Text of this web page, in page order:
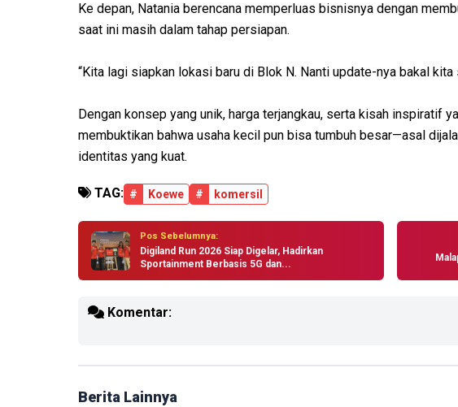
Ke depan, Natania berencana memperluas bisnisnya dengan
saat ini masih dalam tahap persiapan.
“Kita lagi siapkan lokasi baru di Blok N. Nanti update-nya bakal kita
Dengan konsep yang unik, harga terjangkau, serta kisah inspiratif
membuktikan bahwa usaha kecil pun bisa tumbuh besar—asal
identitas yang kuat.
TAG: # Koewe # komersil
Pos Sebelumnya:
Digiland Run 2026 Siap Digelar, Hadirkan
Sportainment Berbasis 5G dan...
Komentar:
Berita Lainnya